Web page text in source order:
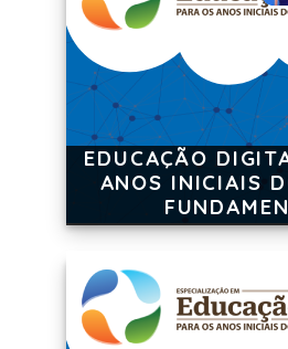
EDUCAÇÃO
ANOS INICIAIS